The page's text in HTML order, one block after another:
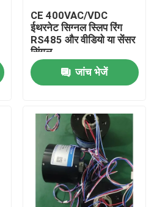
CE 400VAC/VDC
ईथरनेट सिग्नल स्लिप रिंग
RS485 और वीडियो या सेंसर
सिंगल
जांच भेजें